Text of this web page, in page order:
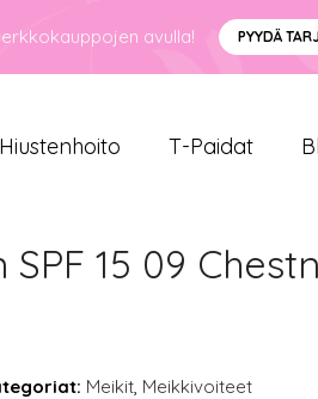
avulla! PYYDÄ
Hiustenhoito T-Paidat
15 09
Meikit, Meikkivoiteet